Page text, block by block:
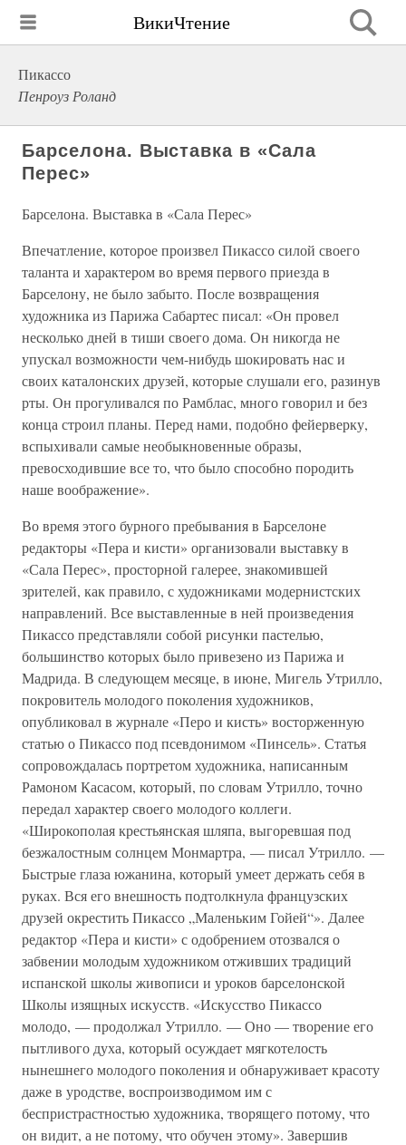
ВикиЧтение
Пикассо
Пенроуз Роланд
Барселона. Выставка в «Сала
Перес»
Барселона. Выставка в «Сала Перес»
Впечатление, которое произвел Пикассо силой своего
таланта и характером во время первого приезда в
Барселону, не было забыто. После возвращения
художника из Парижа Сабартес писал: «Он провел
несколько дней в тиши своего дома. Он никогда не
упускал возможности чем-нибудь шокировать нас и
своих каталонских друзей, которые слушали его, разинув
рты. Он прогуливался по Рамблас, много говорил и без
конца строил планы. Перед нами, подобно фейерверку,
вспыхивали самые необыкновенные образы,
превосходившие все то, что было способно породить
наше воображение».
Во время этого бурного пребывания в Барселоне
редакторы «Пера и кисти» организовали выставку в
«Сала Перес», просторной галерее, знакомившей
зрителей, как правило, с художниками модернистских
направлений. Все выставленные в ней произведения
Пикассо представляли собой рисунки пастелью,
большинство которых было привезено из Парижа и
Мадрида. В следующем месяце, в июне, Мигель Утрилло,
покровитель молодого поколения художников,
опубликовал в журнале «Перо и кисть» восторженную
статью о Пикассо под псевдонимом «Пинсель». Статья
сопровождалась портретом художника, написанным
Рамоном Касасом, который, по словам Утрилло, точно
передал характер своего молодого коллеги.
«Широкополая крестьянская шляпа, выгоревшая под
безжалостным солнцем Монмартра, — писал Утрилло. —
Быстрые глаза южанина, который умеет держать себя в
руках. Вся его внешность подтолкнула французских
друзей окрестить Пикассо „Маленьким Гойей“». Далее
редактор «Пера и кисти» с одобрением отозвался о
забвении молодым художником отживших традиций
испанской школы живописи и уроков барселонской
Школы изящных искусств. «Искусство Пикассо
молодо, — продолжал Утрилло. — Оно — творение его
пытливого духа, который осуждает мягкотелость
нынешнего молодого поколения и обнаруживает красоту
даже в уродстве, воспроизводимом им с
беспристрастностью художника, творящего потому, что
он видит, а не потому, что обучен этому». Завершив